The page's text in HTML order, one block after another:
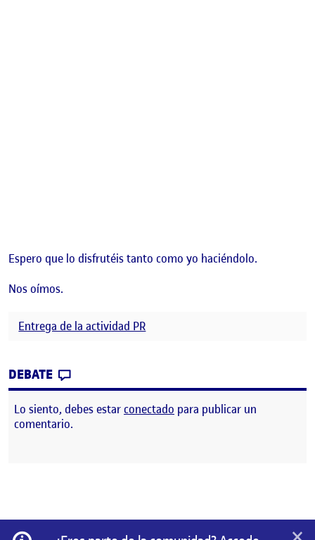
Espero que lo disfrutéis tanto como yo haciéndolo.
Nos oímos.
Entrega de la actividad PR
DEBATE
Lo siento, debes estarconectado para publicar un
comentario.